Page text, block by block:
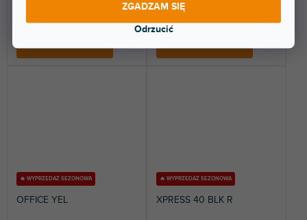
Odrzucić
ZGADZAM SIĘ
140 zł
🔥 WYPRZEDAŻ SEZONOWA
OFFICE YEL
🔥 WYPRZEDAŻ SEZONOWA
XPRESS 40 BLK R